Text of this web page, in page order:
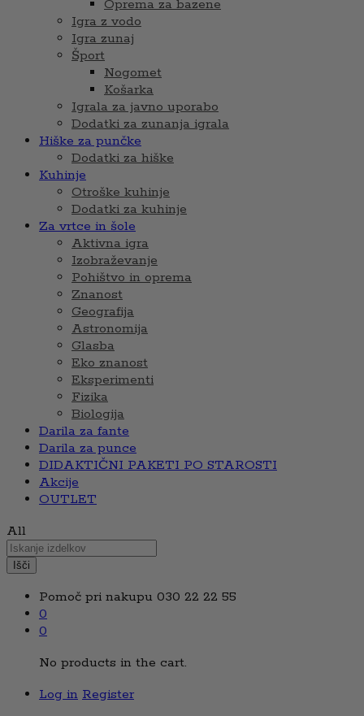
Oprema za bazene
Igra z vodo
Igra zunaj
Šport
Nogomet
Košarka
Igrala za javno uporabo
Dodatki za zunanja igrala
Hiške za punčke
Dodatki za hiške
Kuhinje
Otroške kuhinje
Dodatki za kuhinje
Za vrtce in šole
Aktivna igra
Izobraževanje
Pohištvo in oprema
Znanost
Geografija
Astronomija
Glasba
Eko znanost
Eksperimenti
Fizika
Biologija
Darila za fante
Darila za punce
DIDAKTIČNI PAKETI PO STAROSTI
Akcije
OUTLET
All
Išči
Pomoč pri nakupu 030 22 22 55
0
0
No products in the cart.
Log in Register